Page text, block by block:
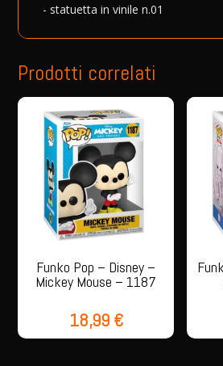
GOLD
-
EDITION
- statuetta in vinile n.01
Prodotti correlati
Funko Pop – Disney –
Mickey Mouse – 1187
18,99 €